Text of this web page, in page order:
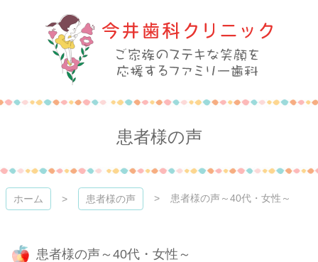
プ
今井歯科クリニック
患者様の声
ホーム 患者様の声 患者様の声～40代・女性～
患者様の声～40代・女性～